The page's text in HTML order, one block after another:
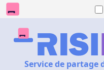
Service de partage